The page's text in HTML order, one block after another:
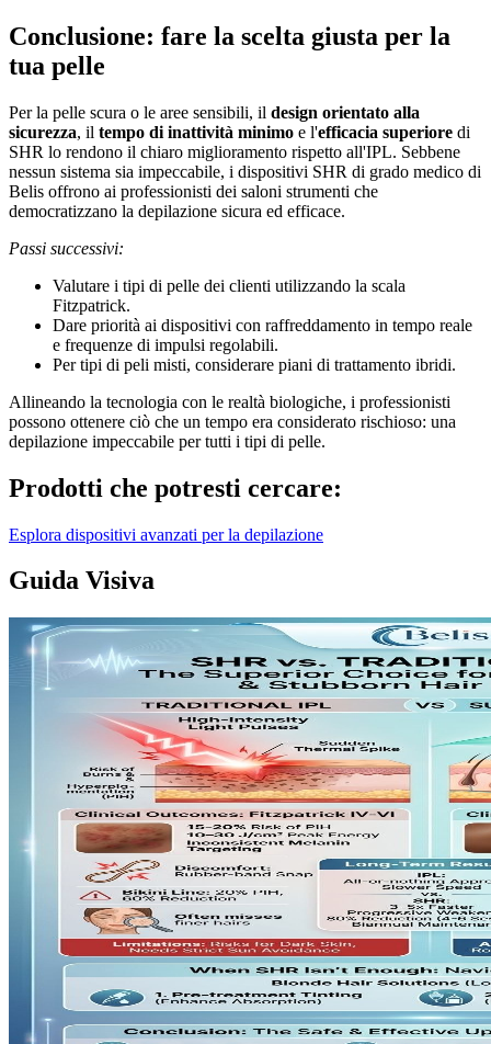
Conclusione: fare la scelta giusta per la
tua pelle
Per la pelle scura o le aree sensibili, il design orientato alla
sicurezza, il tempo di inattività minimo e l'efficacia superiore di
SHR lo rendono il chiaro miglioramento rispetto all'IPL. Sebbene
nessun sistema sia impeccabile, i dispositivi SHR di grado medico di
Belis offrono ai professionisti dei saloni strumenti che
democratizzano la depilazione sicura ed efficace.
Passi successivi:
Valutare i tipi di pelle dei clienti utilizzando la scala
Fitzpatrick.
Dare priorità ai dispositivi con raffreddamento in tempo reale
e frequenze di impulsi regolabili.
Per tipi di peli misti, considerare piani di trattamento ibridi.
Allineando la tecnologia con le realtà biologiche, i professionisti
possono ottenere ciò che un tempo era considerato rischioso: una
depilazione impeccabile per tutti i tipi di pelle.
Prodotti che potresti cercare:
Esplora dispositivi avanzati per la depilazione
Guida Visiva